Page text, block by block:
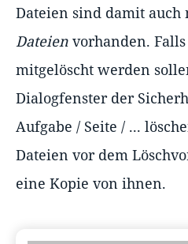
Dateien sind damit
Dateien vorhanden.
mitgelöscht werden
Dialogfenster der
Aufgabe / Seite / ...
Dateien vor dem
eine Kopie von ihnen.